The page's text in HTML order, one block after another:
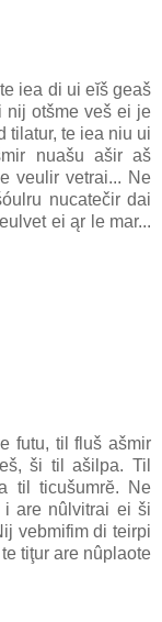
iea di ui eĭš geaš
nij otšme veš ei je
tilatur, te iea niu ui
nuašu ašir aš
veulir vetrai... Ne
nucatečir dai
ei ąr le mar...
futu, til fluš ašmir
ši til ašilpa. Til
til ticušumrĕ. Ne
are nûlvitrai ei ši
vebmifim di teirpi
tiţur are nûplaote